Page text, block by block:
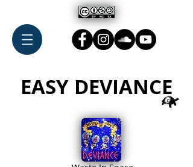
EASY DEVIANCE